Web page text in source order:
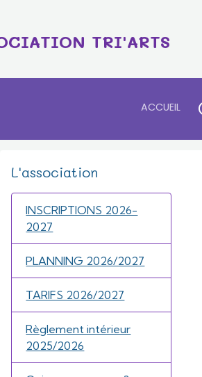
TRI'ARTS
ACCUEIL
L'association
INSCRIPTIONS 2026-
2027
PLANNING 2026/2027
TARIFS 2026/2027
Règlement intérieur
2025/2026